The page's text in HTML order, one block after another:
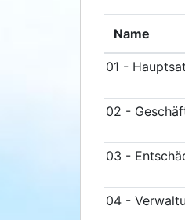
Name
01 -
02 -
03 -
04 -